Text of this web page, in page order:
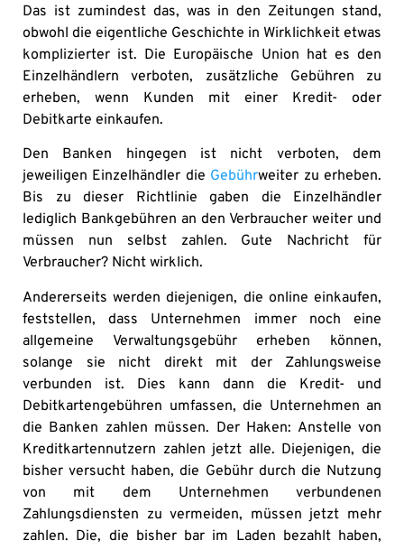
Das ist zumindest das, was in den Zeitungen stand,
obwohl die eigentliche Geschichte in Wirklichkeit etwas
komplizierter ist. Die Europäische Union hat es den
Einzelhändlern verboten, zusätzliche Gebühren zu
erheben, wenn Kunden mit einer Kredit- oder
Debitkarte einkaufen.
Den Banken hingegen ist nicht verboten, dem
jeweiligen Einzelhändler die Gebührweiter zu erheben.
Bis zu dieser Richtlinie gaben die Einzelhändler
lediglich Bankgebühren an den Verbraucher weiter und
müssen nun selbst zahlen. Gute Nachricht für
Verbraucher? Nicht wirklich.
Andererseits werden diejenigen, die online einkaufen,
feststellen, dass Unternehmen immer noch eine
allgemeine Verwaltungsgebühr erheben können,
solange sie nicht direkt mit der Zahlungsweise
verbunden ist. Dies kann dann die Kredit- und
Debitkartengebühren umfassen, die Unternehmen an
die Banken zahlen müssen. Der Haken: Anstelle von
Kreditkartennutzern zahlen jetzt alle. Diejenigen, die
bisher versucht haben, die Gebühr durch die Nutzung
von mit dem Unternehmen verbundenen
Zahlungsdiensten zu vermeiden, müssen jetzt mehr
zahlen. Die, die bisher bar im Laden bezahlt haben,